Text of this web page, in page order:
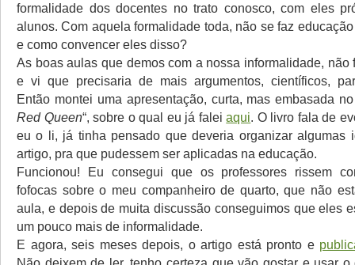
formalidade dos docentes no trato conosco, com eles
alunos. Com aquela formalidade toda, não se faz
e como convencer eles disso?
As boas aulas que demos com a nossa informalidade, não
e vi que precisaria de mais argumentos, científicos,
Então montei uma apresentação, curta, mas embasada
Red Queen“, sobre o qual eu já faleiaqui. O livro fala de
eu o li, já tinha pensado que deveria organizar algumas
artigo, pra que pudessem ser aplicadas na educação.
Funcionou! Eu consegui que os professores rissem
fofocas sobre o meu companheiro de quarto, que não
aula, e depois de muita discussão conseguimos que eles
um pouco mais de informalidade.
E agora, seis meses depois, o artigo está pronto e